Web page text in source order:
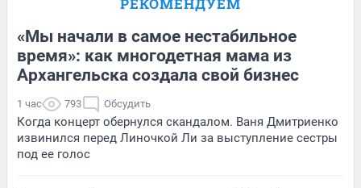
«Мы начали в самое нестабильное
время»: как многодетная мама из
Архангельска создала свой бизнес
1 час 793 Обсудить
Когда концерт обернулся скандалом. Ваня Дмитриенко
извинился перед Линочкой Ли за выступление сестры
под ее голос